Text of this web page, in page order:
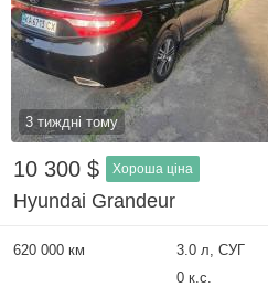
3 тиждні тому
10 300 $ Хороша ціна
Hyundai Grandeur
620 000 км 3.0 л, СУГ
0 к.с.